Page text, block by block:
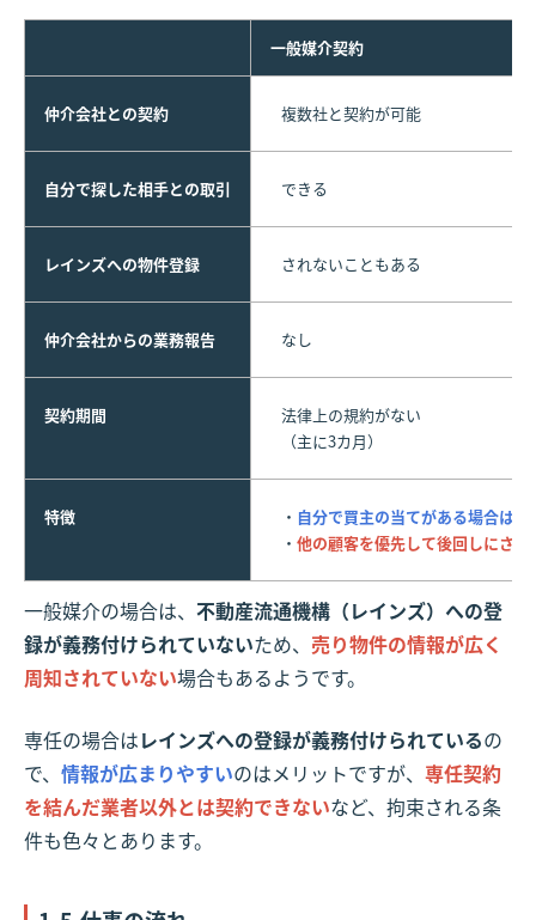
一般媒介契約
仲介会社との契約 複数社と契約が可能
自分で探した相手との取引 できる
レインズへの物件登録 されないこともある
仲介会社からの業務報告 なし
契約期間
法律上の規約がない
（主に3カ月）
特徴 ・ 自分で買主の当てがある場合は
・ 他の顧客を優先して後回しにされ
一般媒介の場合は、 不動産流通機構（レインズ）への登
録が義務付けられていないため、 売り物件の情報が広く
周知されていない場合もあるようです。
専任の場合はレインズへの登録が義務付けられているの
で、 情報が広まりやすいのはメリットですが、 専任契約
を結んだ業者以外とは契約できないなど、拘束される条
件も色々とあります。